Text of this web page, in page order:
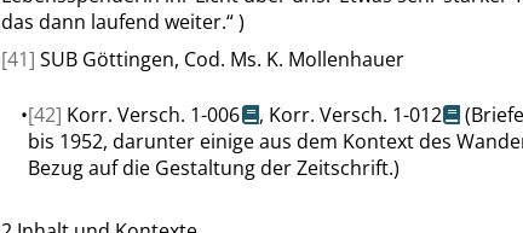
das dann laufend weiter.“)
[41] SUB Göttingen, Cod. Ms. K. Mollenhauer
•[42] Korr. Versch. 1-006 , Korr. Versch. 1-012
bis 1952, darunter einige aus dem Kontext des
Bezug auf die Gestaltung der Zeitschrift.)